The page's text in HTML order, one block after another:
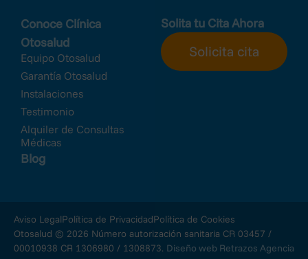
Conoce Clínica
Otosalud
Equipo Otosalud
Garantía Otosalud
Instalaciones
Testimonio
Alquiler de Consultas
Médicas
Blog
Solita tu Cita Ahora
Solicita cita
Aviso LegalPolítica de PrivacidadPolítica de Cookies
Otosalud © 2026 Número autorización sanitaria CR 03457 /
00010938 CR 1306980 / 1308873. Diseño web Retrazos Agencia